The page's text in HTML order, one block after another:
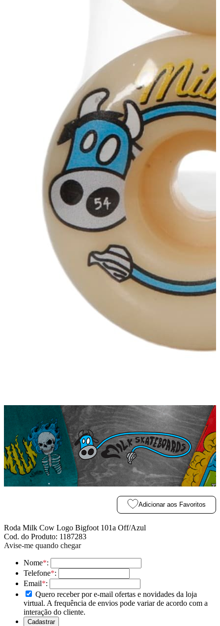
Adicionar aos Favoritos
Roda Milk Cow Logo Bigfoot 101a Off/Azul
Cod. do Produto: 1187283
Avise-me quando chegar
Nome*:
Telefone*:
Email*:
Quero receber por e-mail ofertas e novidades da loja
virtual. A frequência de envios pode variar de acordo com a
interação do cliente.